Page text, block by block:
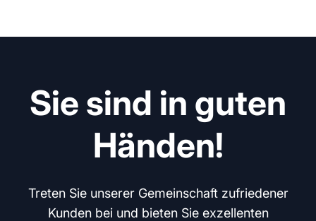
Sie sind in guten
Händen!
Treten Sie unserer Gemeinschaft zufriedener
Kunden bei und bieten Sie exzellenten